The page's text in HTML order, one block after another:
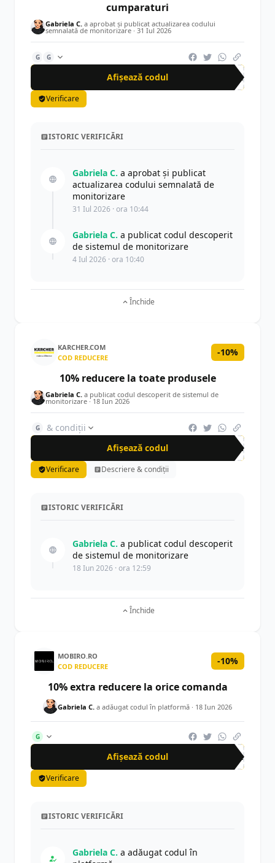
cumparaturi
Gabriela C. a aprobat și publicat actualizarea codului
semnalată de monitorizare · 31 Iul 2026
G G
Afișează codul JOL
Verificare
ISTORIC VERIFICĂRI
Gabriela C. a aprobat și publicat
actualizarea codului semnalată de
monitorizare
31 Iul 2026 · ora 10:44
Gabriela C. a publicat codul descoperit
de sistemul de monitorizare
4 Iul 2026 · ora 10:40
Închide
KARCHER.COM
COD REDUCERE
-10%
10% reducere la toate produsele
Gabriela C. a publicat codul descoperit de sistemul de
monitorizare · 18 Iun 2026
G
& condiții
Afișează codul
NEW
Verificare Descriere & condiții
ISTORIC VERIFICĂRI
Gabriela C. a publicat codul descoperit
de sistemul de monitorizare
18 Iun 2026 · ora 12:59
Închide
MOBIRO.RO
COD REDUCERE
-10%
10% extra reducere la orice comanda
Gabriela C. a adăugat codul în platformă · 18 Iun 2026
G
Afișează codul ext
Verificare
ISTORIC VERIFICĂRI
Gabriela C. a adăugat codul în